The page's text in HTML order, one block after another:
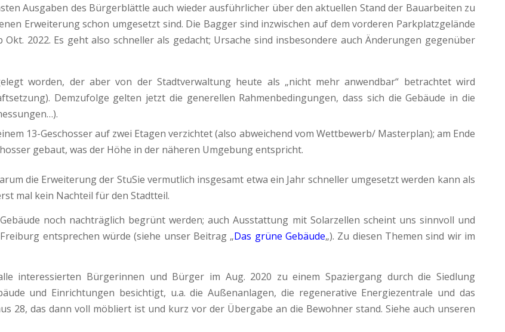
Ausgaben des Bürgerblättle auch wieder ausführlicher über den aktuellen Stand der Bauarbeiten zu
Erweiterung schon umgesetzt sind. Die Bagger sind inzwischen auf dem vorderen Parkplatzgelände
2022. Es geht also schneller als gedacht; Ursache sind insbesondere auch Änderungen gegenüber
worden, der aber von der Stadtverwaltung heute als „nicht mehr anwendbar“ betrachtet wird
Demzufolge gelten jetzt die generellen Rahmenbedingungen, dass sich die Gebäude in die
13-Geschosser auf zwei Etagen verzichtet (also abweichend vom Wettbewerb/ Masterplan); am Ende
gebaut, was der Höhe in der näheren Umgebung entspricht.
die Erweiterung der StuSie vermutlich insgesamt etwa ein Jahr schneller umgesetzt werden kann als
mal kein Nachteil für den Stadtteil.
noch nachträglich begrünt werden; auch Ausstattung mit Solarzellen scheint uns sinnvoll und
entsprechen würde (siehe unser Beitrag „Das grüne Gebäude„). Zu diesen Themen sind wir im
interessierten Bürgerinnen und Bürger im Aug. 2020 zu einem Spaziergang durch die Siedlung
und Einrichtungen besichtigt, u.a. die Außenanlagen, die regenerative Energiezentrale und das
28, das dann voll möbliert ist und kurz vor der Übergabe an die Bewohner stand. Siehe auch unseren